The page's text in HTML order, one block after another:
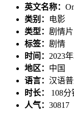
英文名称：
类别：
电影
类型： 剧情片
标签： 剧情
时间： 2023
地区： 中国
语言： 汉语
时长： 108分
人气： 30817